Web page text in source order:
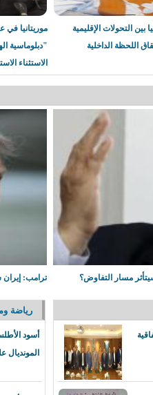
01:29
بين التحولات الإقليمية
اللحظة الداخلية
موريتانيا في
"دبلوماسية
الاستثناء
مسار التفاوض؟ ترامب: إيران
رياضة
أسود
المونديال